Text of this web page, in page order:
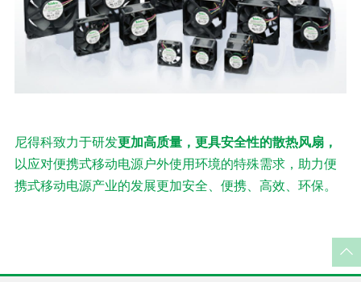
尼得科致力于研发更加高质量，更具安全性的散热风扇，
以应对便携式移动电源户外使用环境的特殊需求，助力便
携式移动电源产业的发展更加安全、便携、高效、环保。